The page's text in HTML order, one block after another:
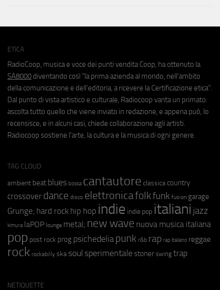
ETICA
RadioCoop, musica e voce dei punti vendita Coop, ha ottenuto la
SA8000 diventando così "la prima azienda al mondo, nell'ambito
della comunicazione e dell'editoria, a ricevere la Certificazione etica".
Dal punto di vista artistico e culturale, Radiocoop vanta un primato:
ascolta tutto quello che viene inviato in redazione, e appena può, lo
recensisce, e in alcuni casi, chiede collaborazione agli artisti.
Radiocoop sostiene l'arte, la cultura e la musica di ogni genere.
TAG CLOUD
ambient beat blues bossa cantautore classica country
crossover dance disco elettronicafolkfunk fusion garage
Grunge; hard rock hip hop indie indie pop italiani jazz
kimura laPOP lounge metal; new wave nuova musica italiana
pop post rock prog psichedeliapunk r&b rap rap italiano reggae
rock rockabilly ska soul sperimentale stoner swing trap
NETIQUETTE